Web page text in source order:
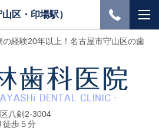
区・印場駅）
経験20年以上！名古屋市守山区の歯
八剣2-3004
徒歩５分